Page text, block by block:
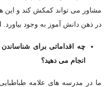
مشاور می تواند کمکش کند و این
در ذهن دانش آموز به وجود
چه اقداماتی برای
انجام می دهید؟
ما در مدرسه های علامه